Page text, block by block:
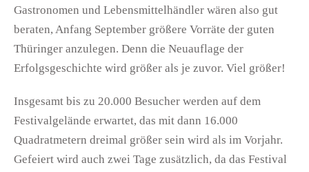
Gastronomen und Lebensmittelhändler wären also gut
beraten, Anfang September größere Vorräte der guten
Thüringer anzulegen. Denn die Neuauflage der
Erfolgsgeschichte wird größer als je zuvor. Viel größer!
Insgesamt bis zu 20.000 Besucher werden auf dem
Festivalgelände erwartet, das mit dann 16.000
Quadratmetern dreimal größer sein wird als im Vorjahr.
Gefeiert wird auch zwei Tage zusätzlich, da das Festival